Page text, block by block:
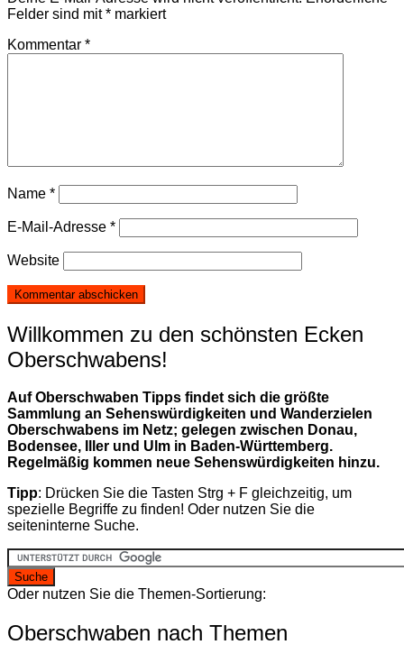
Felder sind mit* markiert
Kommentar *
Name *
E-Mail-Adresse *
Website
Willkommen zu den schönsten Ecken
Oberschwabens!
Auf Oberschwaben Tipps findet sich die größte
Sammlung an Sehenswürdigkeiten und Wanderzielen
Oberschwabens im Netz; gelegen zwischen Donau,
Bodensee, Iller und Ulm in Baden-Württemberg.
Regelmäßig kommen neue Sehenswürdigkeiten hinzu.
Tipp: Drücken Sie die Tasten Strg + F gleichzeitig, um
spezielle Begriffe zu finden! Oder nutzen Sie die
seiteninterne Suche.
Oder nutzen Sie die Themen-Sortierung:
Oberschwaben nach Themen